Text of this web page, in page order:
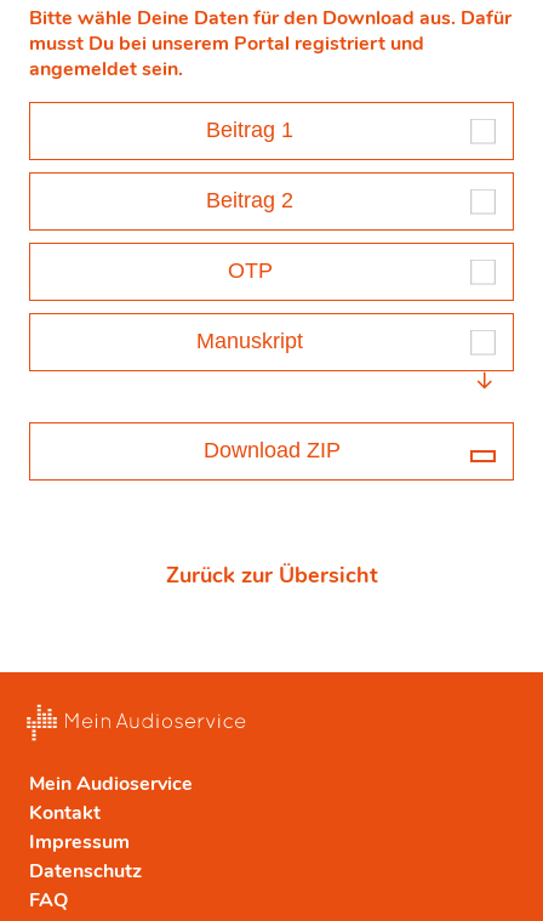
Bitte wähle Deine Daten für den Download aus. Dafür
musst Du bei unserem Portal registriert und
angemeldet sein.
Beitrag 1
Beitrag 2
OTP
Manuskript
Download ZIP
Zurück zur Übersicht
Mein Audioservice
Kontakt
Impressum
Datenschutz
FAQ